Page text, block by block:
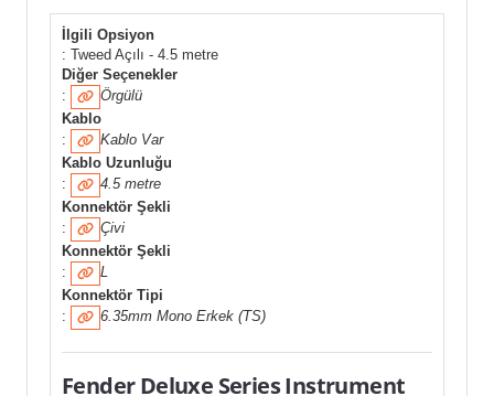
İlgili Opsiyon
: Tweed Açılı - 4.5 metre
Diğer Seçenekler
:
Örgülü
Kablo
:
Kablo Var
Kablo Uzunluğu
:
4.5 metre
Konnektör Şekli
:
Çivi
Konnektör Şekli
:
L
Konnektör Tipi
:
6.35mm Mono Erkek (TS)
Fender Deluxe Series Instrument